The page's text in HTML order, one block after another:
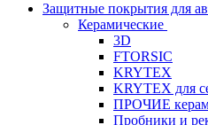
Защитные покрытия для
Керамические
3D
FTORSIC
KRYTEX
KRYTEX для
ПРОЧИЕ
Пробники и